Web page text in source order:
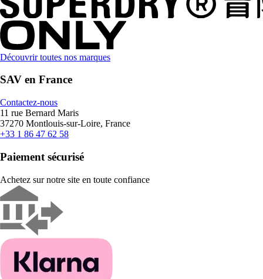
Découvrir toutes nos marques
SAV en France
Contactez-nous
11 rue Bernard Maris
37270 Montlouis-sur-Loire, France
+33 1 86 47 62 58
Paiement sécurisé
Achetez sur notre site en toute confiance